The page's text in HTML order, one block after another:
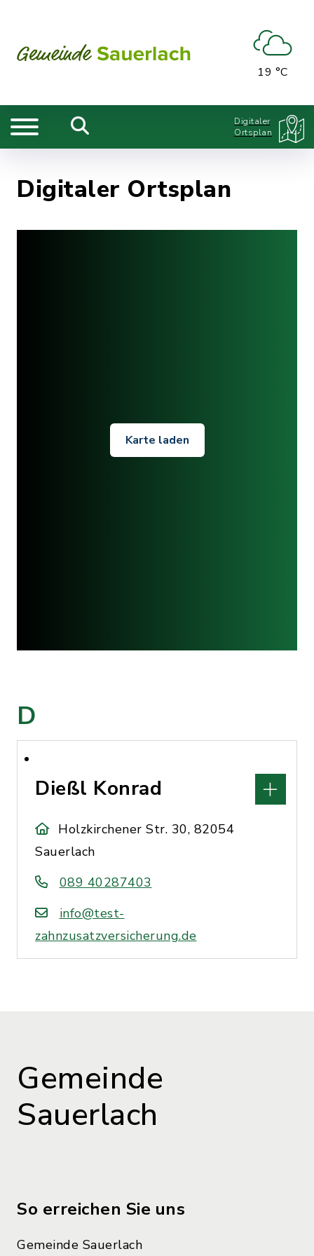
19 °C
Digitaler
Ortsplan
Digitaler Ortsplan
Karte laden
D
Dießl Konrad
Holzkirchener Str. 30, 82054
Sauerlach
089 40287403
info@test-
zahnzusatzversicherung.de
Gemeinde
Sauerlach
So erreichen Sie uns
Gemeinde Sauerlach